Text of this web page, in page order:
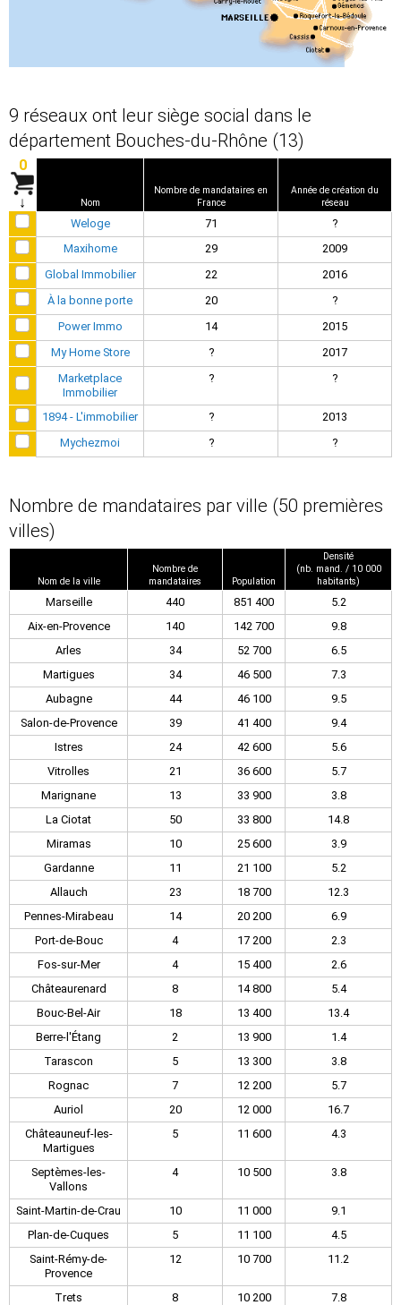
9 réseaux ont leur siège social dans le
département Bouches-du-Rhône (13)
0
↓ Nom
Nombre de mandataires en
France
Année de création du
réseau
Weloge 71
?
Maxihome
29
2009
Global Immobilier
22
2016
À la bonne porte
20
?
Power Immo
14
2015
My Home Store
?
2017
Marketplace
Immobilier
? ?
1894 - L'immobilier ?
2013
Mychezmoi
? ?
Nombre de mandataires par ville (50 premières
villes)
Nom de la ville
Nombre de
mandataires
Population
Densité
(nb. mand. / 10 000
habitants)
Marseille 440 851 400
5.2
Aix-en-Provence
140 142 700
9.8
Arles
34 52 700
6.5
Martigues
34 46 500
7.3
Aubagne
44 46 100
9.5
Salon-de-Provence
39 41 400
9.4
Istres
24 42 600
5.6
Vitrolles
21 36 600
5.7
Marignane
13 33 900
3.8
La Ciotat
50 33 800
14.8
Miramas
10 25 600
3.9
Gardanne
11 21 100
5.2
Allauch
23 18 700
12.3
Pennes-Mirabeau
14 20 200
6.9
Port-de-Bouc
4 17 200
2.3
Fos-sur-Mer
4 15 400
2.6
Châteaurenard
8 14 800
5.4
Bouc-Bel-Air
18 13 400
13.4
Berre-l'Étang
2 13 900
1.4
Tarascon
5 13 300
3.8
Rognac
7 12 200
5.7
Auriol
20 12 000
16.7
Châteauneuf-les-
Martigues
5 11 600 4.3
Septèmes-les-
Vallons
4 10 500 3.8
Saint-Martin-de-Crau 10 11 000
9.1
Plan-de-Cuques
5 11 100
4.5
Saint-Rémy-de-
Provence
12 10 700 11.2
Trets 8 10 200
7.8